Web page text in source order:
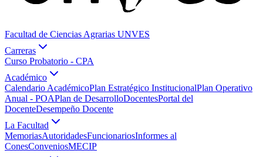
Facultad de Ciencias Agrarias UNVES
Carreras
Curso Probatorio - CPA
Académico
Calendario AcadémicoPlan Estratégico InstitucionalPlan Operativo
Anual - POAPlan de DesarrolloDocentesPortal del
DocenteDesempeño Docente
La Facultad
MemoriasAutoridadesFuncionariosInformes al
ConesConveniosMECIP